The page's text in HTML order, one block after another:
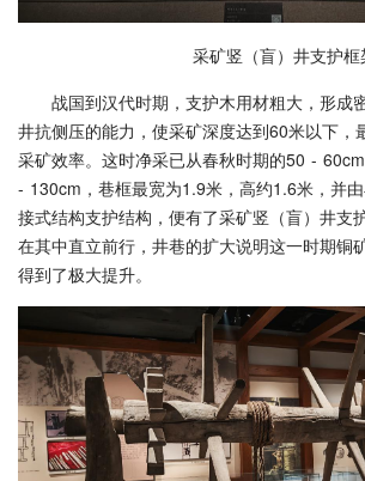
采矿竖（盲）井支护框
战国到汉代时期，支护木用材粗大，形成
井抗侧压的能力，使采矿深度达到60米以下，
采矿效率。这时净采已从春秋时期的50 -
- 130cm，巷框最宽为1.9米，高约1.6米，并
接式结构支护结构，便有了采矿竖（盲）井支
在其中直立前行，井巷的扩大说明这一时期铜
得到了极大提升。